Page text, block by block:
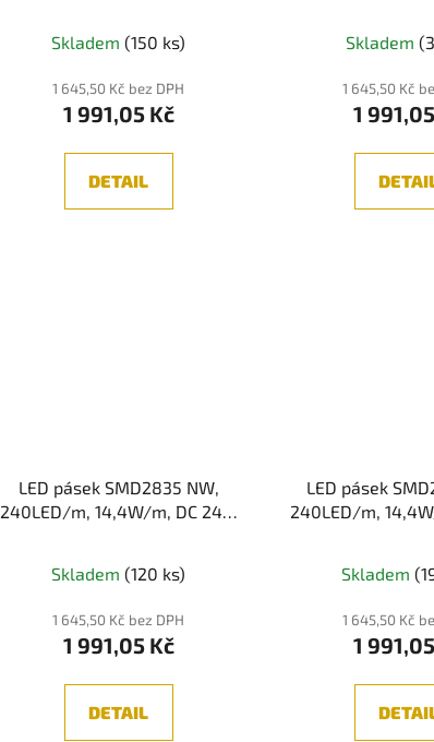
Skladem(150 ks)
1 645,50 Kč bez DPH
1 991,05 Kč
DETAIL
Skladem
1 645,50 Kč
1
LED pásek SMD2835 NW,
240LED/m, 14,4W/m, DC 24V,
Skladem(120 ks)
1 645,50 Kč bez DPH
1 991,05 Kč
DETAIL
LED pásek
240LED/m,
Skladem
1 645,50 Kč
1